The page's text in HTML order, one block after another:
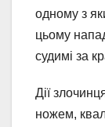
одному з
цьому
судимі за
Дії
ножем,